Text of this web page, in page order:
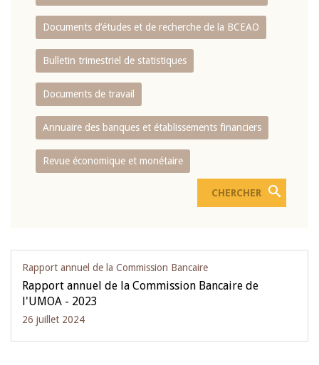
Documents d’études et de recherche de la BCEAO
Bulletin trimestriel de statistiques
Documents de travail
Annuaire des banques et établissements financiers
Revue économique et monétaire
Rapport annuel de la Commission Bancaire
Rapport annuel de la Commission Bancaire de
l'UMOA - 2023
26 juillet 2024